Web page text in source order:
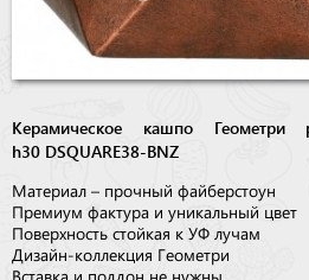
Керамическое кашпо
h30 DSQUARE38-BNZ
Материал – прочный файберстоун
Премиум фактура и уникальный цвет
Поверхность стойкая к УФ лучам
Дизайн-коллекция Геометри
Вставка и поддон не нужны